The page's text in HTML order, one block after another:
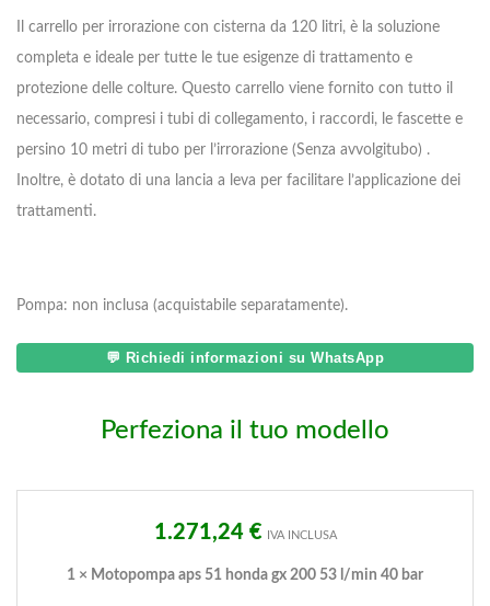
Il carrello per irrorazione con cisterna da 120 litri, è la soluzione
completa e ideale per tutte le tue esigenze di trattamento e
protezione delle colture. Questo carrello viene fornito con tutto il
necessario, compresi i tubi di collegamento, i raccordi, le fascette e
persino 10 metri di tubo per l’irrorazione (Senza avvolgitubo) .
Inoltre, è dotato di una lancia a leva per facilitare l’applicazione dei
trattamenti.
Pompa: non inclusa (acquistabile separatamente).
💬 Richiedi informazioni su WhatsApp
Perfeziona il tuo modello
1 × Motopompa aps 51 honda gx 200 53 l/min 40 bar
1.271,24 € IVA INCLUSA